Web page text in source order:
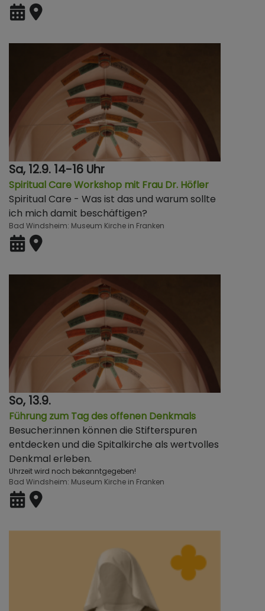
Sa, 12.9. 14-16 Uhr
Spiritual Care Workshop mit Frau Dr. Höfler
Spiritual Care - Was ist das und warum sollte
ich mich damit beschäftigen?
Bad Windsheim Museum Kirche in Franken
So, 13.9.
Führung zum Tag des offenen Denkmals
Besucher:innen können die Stifterspuren
entdecken und die Spitalkirche als wertvolles
Denkmal erleben.
Uhrzeit wird noch bekanntgegeben!
Bad Windsheim Museum Kirche in Franken